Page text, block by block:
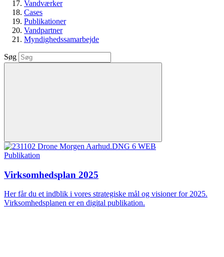
Vandværker
Cases
Publikationer
Vandpartner
Myndighedssamarbejde
Søg
Publikation
Virksomhedsplan 2025
Her får du et indblik i vores strategiske mål og visioner for 2025.
Virksomhedsplanen er en digital publikation.